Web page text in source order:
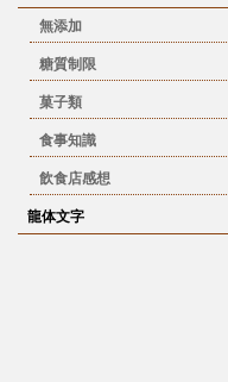
無添加
糖質制限
菓子類
食事知識
飲食店感想
龍体文字